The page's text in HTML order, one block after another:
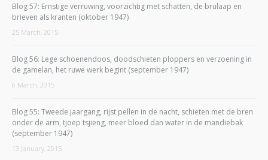
Blog 57: Ernstige verruwing, voorzichtig met schatten, de brulaap en
brieven als kranten (oktober 1947)
25 March, 2015
Blog 56: Lege schoenendoos, doodschieten ploppers en verzoening in
de gamelan, het ruwe werk begint (september 1947)
6 March, 2015
Blog 55: Tweede jaargang, rijst pellen in de nacht, schieten met de bren
onder de arm, tjoep tsjieng, meer bloed dan water in de mandiebak
(september 1947)
13 January, 2015